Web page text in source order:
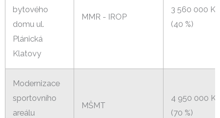
bytového
domu ul.
Plánická
Klatovy
MMR - IROP
3 560 000 Kč
(40 %)
Modernizace
sportovního
areálu
MŠMT
4 950 000 Kč
(70 %)